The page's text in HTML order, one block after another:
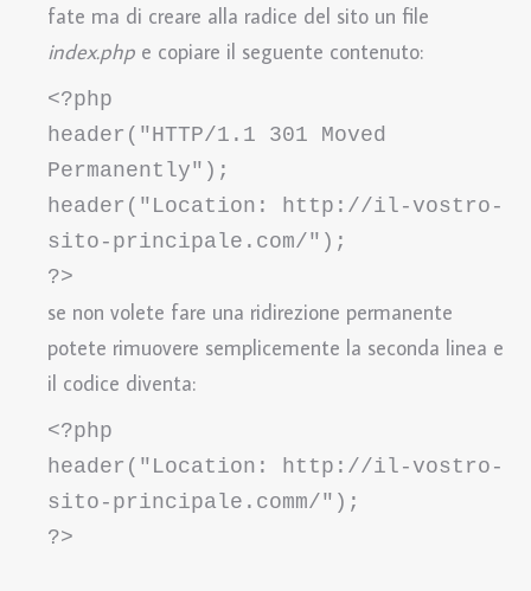
fate ma di creare alla radice del sito un file
index.php e copiare il seguente contenuto:
<?php
header("HTTP/1.1 301 Moved
Permanently");
header("Location: http://il-vostro-
sito-principale.com/");
?>
se non volete fare una ridirezione permanente
potete rimuovere semplicemente la seconda linea e
il codice diventa:
<?php
header("Location: http://il-vostro-
sito-principale.comm/");
?>